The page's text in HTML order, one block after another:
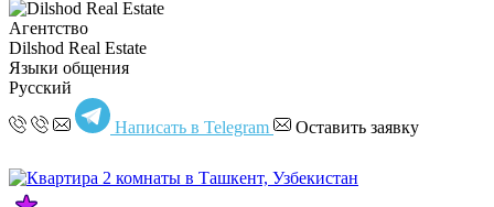
Агентство
Dilshod Real Estate
Языки общения
Русский
Написать в Telegram Оставить заявку